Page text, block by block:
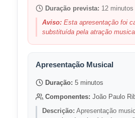
Duração prevista: 12 minutos
Aviso: Esta apresentação foi
substituída pela atração
Apresentação Musical
Duração: 5 minutos
Componentes: João Paulo
Descrição: Apresentação